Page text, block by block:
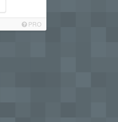
PRO